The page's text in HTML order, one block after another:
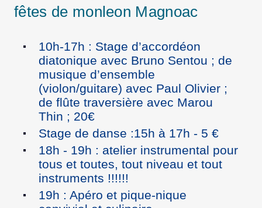
fêtes de monleon Magnoac
10h-17h : Stage d’accordéon
diatonique avec Bruno Sentou ; de
musique d’ensemble
(violon/guitare) avec Paul Olivier ;
de flûte traversière avec Marou
Thin ; 20€
Stage de danse :15h à 17h - 5 €
18h - 19h : atelier instrumental pour
tous et toutes, tout niveau et tout
instruments !!!!!!
19h : Apéro et pique-nique